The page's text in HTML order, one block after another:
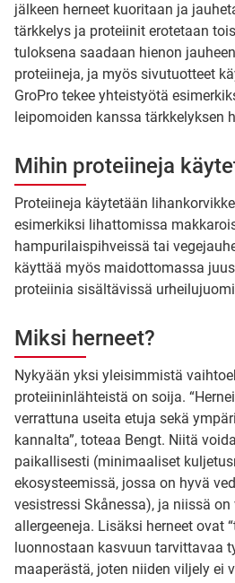
jälkeen herneet kuoritaan ja
tärkkelys ja proteiinit erotetaan
tuloksena saadaan hienon
proteiineja, ja myös sivutuotteet
GroPro tekee yhteistyötä
leipomoiden kanssa tärkkelyksen
Mihin proteiineja
Proteiineja käytetään
esimerkiksi lihattomissa
hampurilaispihveissä tai
käyttää myös maidottomassa
proteiinia sisältävissä
Miksi herneet?
Nykyään yksi yleisimmistä
proteiininlähteistä on soija.
verrattuna useita etuja sekä
kannalta”, toteaa Bengt. Niitä
paikallisesti (minimaaliset
ekosysteemissä, jossa on hyvä
vesistressi Skånessa), ja niissä
allergeeneja. Lisäksi herneet ovat
luonnostaan kasvuun tarvittavaa
maaperästä, joten niiden viljely ei